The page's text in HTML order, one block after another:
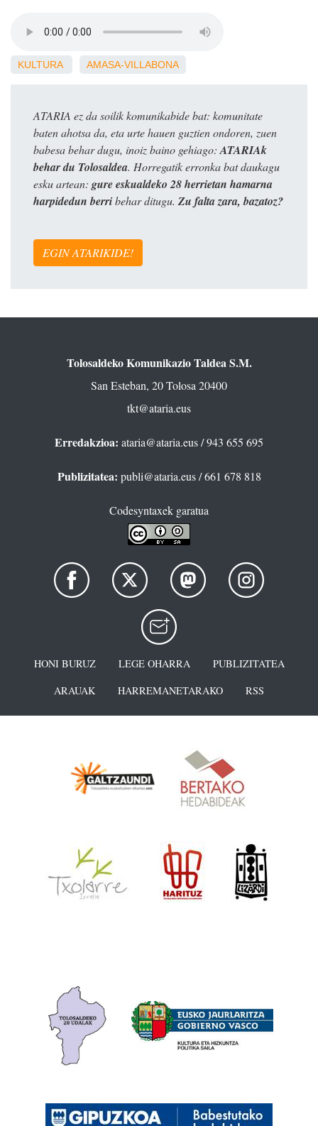
KULTURA AMASA-VILLABONA
ATARIA ez da soilik komunikabide bat: komunitate
baten ahotsa da, eta urte hauen guztien ondoren, zuen
babesa behar dugu, inoiz baino gehiago: ATARIAk
behar du Tolosaldea. Horregatik erronka bat daukagu
esku artean: gure eskualdeko 28 herrietan hamarna
harpidedun berribehar ditugu. Zu falta zara, bazatoz?
EGIN ATARIKIDE!
Tolosaldeko Komunikazio Taldea S.M.
San Esteban, 20 Tolosa 20400
tkt@ataria.eus
Erredakzioa: ataria@ataria.eus/ 943 655 695
Publizitatea: publi@ataria.eus/ 661 678 818
Codesyntaxek garatua
HONI BURUZ LEGE OHARRA
PUBLIZITATEA
ARAUAK
HARREMANETARAKO RSS